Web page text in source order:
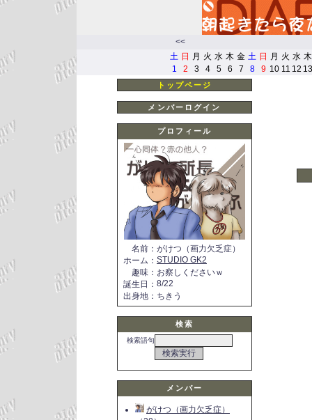
<<
土 日 月 火 水 木 金 土 日 月 火 水 木
1
2 3 4 5 6 7 8 9 10 11 12 13
トップページ
メンバーログイン
プロフィール
名前 ： がけつ（画力欠乏症）
ホーム ： STUDIO GK2
趣味 ： お察しくださいｗ
誕生日 ： 8/22
出身地 ： ちきう
検索
検索語句
メンバー
がけつ（画力欠乏症）